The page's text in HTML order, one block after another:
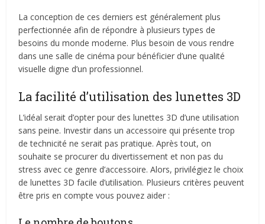
La conception de ces derniers est généralement plus
perfectionnée afin de répondre à plusieurs types de
besoins du monde moderne. Plus besoin de vous rendre
dans une salle de cinéma pour bénéficier d’une qualité
visuelle digne d’un professionnel.
La facilité d’utilisation des lunettes 3D
L’idéal serait d’opter pour des lunettes 3D d’une utilisation
sans peine. Investir dans un accessoire qui présente trop
de technicité ne serait pas pratique. Après tout, on
souhaite se procurer du divertissement et non pas du
stress avec ce genre d’accessoire. Alors, privilégiez le choix
de lunettes 3D facile d’utilisation. Plusieurs critères peuvent
être pris en compte vous pouvez aider :